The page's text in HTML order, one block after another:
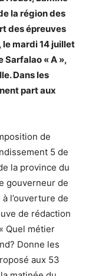
la région des
des épreuves
le mardi 14 juillet
Sarfalao « A »,
Dans les
part aux
de
5 de
la province du
gouverneur de
l’ouverture de
de rédaction
Quel métier
Donne les
aux 53